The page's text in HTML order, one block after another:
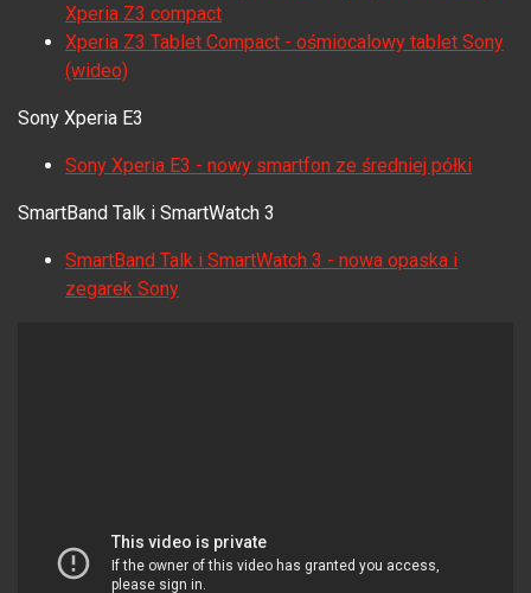
Xperia Z3 compact
Xperia Z3 Tablet Compact - ośmiocalowy tablet Sony
(wideo)
Sony Xperia E3
Sony Xperia E3 - nowy smartfon ze średniej półki
SmartBand Talk i SmartWatch 3
SmartBand Talk i SmartWatch 3 - nowa opaska i
zegarek Sony